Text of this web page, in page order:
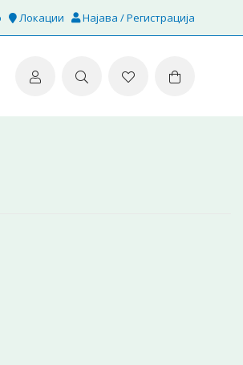
Локации Најава / Регистрација